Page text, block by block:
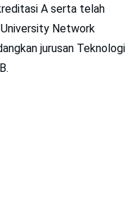
A serta telah
Network
jurusan Teknologi